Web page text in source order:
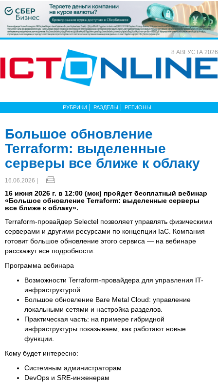
8 АВГУСТА 2026
РУБРИКИ РАЗДЕЛЫ РЕГИОНЫ
Большое обновление
Terraform: выделенные
серверы все ближе к облаку
16.06.2026 |
16 июня 2026 г. в 12:00 (мск) пройдет бесплатный вебинар
«Большое обновление Terraform: выделенные серверы
все ближе к облаку».
Terraform-провайдер Selectel позволяет управлять физическими
серверами и другими ресурсами по концепции IaC. Компания
готовит большое обновление этого сервиса — на вебинаре
расскажут все подробности.
Программа вебинара
Возможности Terraform-провайдера для управления IT-
инфраструктурой.
Большое обновление Bare Metal Cloud: управление
локальными сетями и настройка разделов.
Практическая часть: на примере гибридной
инфраструктуры показываем, как работают новые
функции.
Кому будет интересно:
Системным администраторам
DevOps и SRE-инженерам